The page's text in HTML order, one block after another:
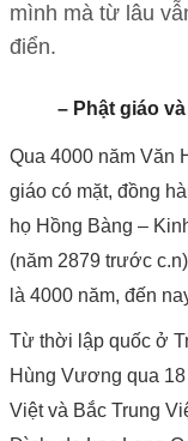
mình mà từ lâu
điển.
– Phật giáo
Qua 4000 năm Văn
giáo có mặt, đồng
họ Hồng Bàng –
(năm 2879 trước
là 4000 năm, đến
Từ thời lập quốc ở
Hùng Vương qua
Việt và Bắc Trung